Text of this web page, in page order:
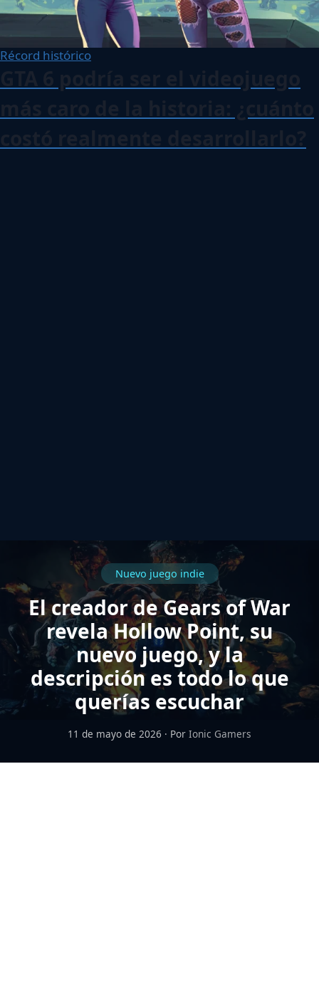
Récord histórico
Nuevo juego indie
El creador de Gears of War
revela Hollow Point, su
nuevo juego, y la
descripción es todo lo que
querías escuchar
11 de mayo de 2026 · Por Ionic Gamers